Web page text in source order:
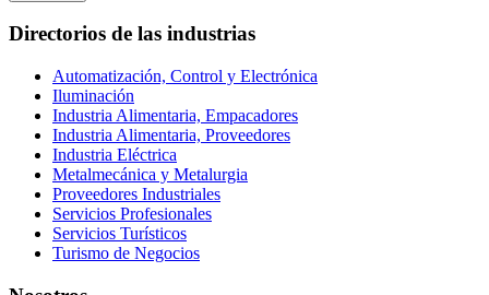
Directorios de las industrias
Automatización, Control y Electrónica
Iluminación
Industria Alimentaria, Empacadores
Industria Alimentaria, Proveedores
Industria Eléctrica
Metalmecánica y Metalurgia
Proveedores Industriales
Servicios Profesionales
Servicios Turísticos
Turismo de Negocios